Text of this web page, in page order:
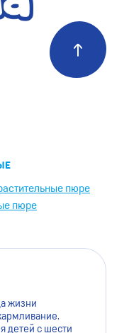
пюре
пюре
жизни
детей с шести